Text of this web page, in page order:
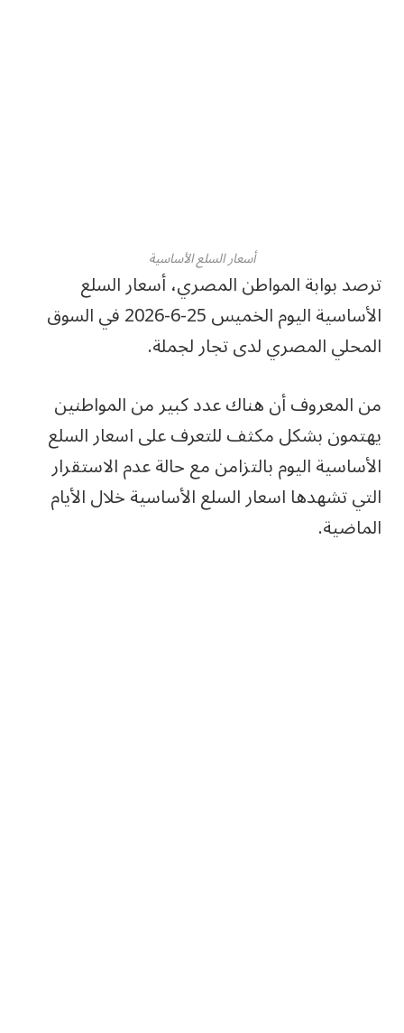
أسعار السلع الأساسية
ترصد بوابة المواطن المصري، أسعار السلع
الأساسية اليوم الخميس 25-6-2026 في السوق
المحلي المصري لدى تجار لجملة.
من المعروف أن هناك عدد كبير من المواطنين
يهتمون بشكل مكثف للتعرف على اسعار السلع
الأساسية اليوم بالتزامن مع حالة عدم الاستقرار
التي تشهدها اسعار السلع الأساسية خلال الأيام
الماضية.